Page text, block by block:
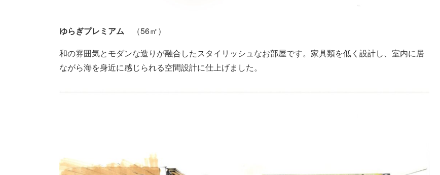
ゆらぎプレミアム （56㎡）
和の雰囲気とモダンな造りが融合したスタイリッシュなお部屋です。家具類を低く設計し、室内に居
ながら海を身近に感じられる空間設計に仕上げました。